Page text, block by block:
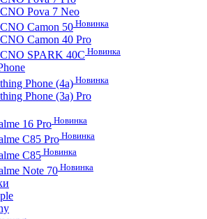
Pova 7 Neo
Camon 50 Новинка
Camon 40 Pro
SPARK 40C Новинка
Phone (4a) Новинка
Phone (3a) Pro
16 ProНовинка
C85 ProНовинка
C85 Новинка
Note 70 Новинка